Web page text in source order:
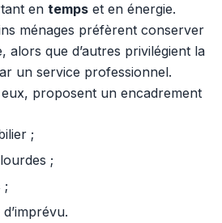
en temps et en énergie.
ménages préfèrent conserver
alors que d’autres privilégient la
un service professionnel.
proposent un encadrement
;
;
;